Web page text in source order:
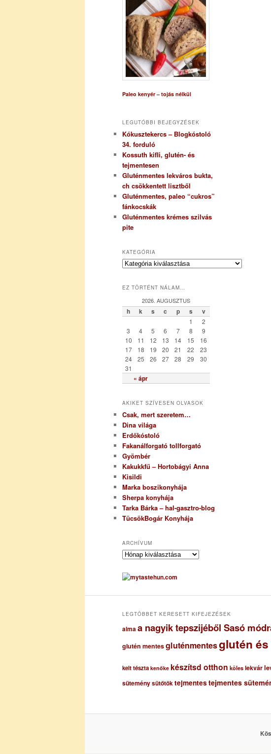
Paleo kenyér – tojás nélkül
LEGUTÓBBI BEJEGYZÉSEK
Kókusztekercs – Blogkóstoló
34. forduló
Kossuth kifli, glutén- és
tejmentesen
Gluténmentes lekváros bukta,
ch csökkentett lisztből
Gluténmentes, paleo “cukros”
fánkocskák
Gluténmentes krémes szilvás
pite
KATEGÓRIA
K
e
r
EZ TÖRTÉNT NÁLAM…
2026. AUGUSZTUS
h k s c p s v
« ápr
1
2
3
4 5 6 7 8
9
10
11 12 13 14 15
16
17
18 19 20 21 22
23
24
25 26 27 28 29
30
31
AKIKET SZÍVESEN OLVASOK
Csak, mert szeretem…
Dina világa
Erdőkóstoló
Fakanálforgató tollforgató
Gyömbér
Kakukkfű – Hortobágyi Anna
Kisildi
Marka boszikonyhája
Sherpa konyhája
Tarka Bárka – hal-gasztro-blog
TücsökBogár Konyhája
ARCHÍVUM
A
c
h
uLEGTÖBBET KERESETT KIFEJEZÉSEK
almaa nagyik tepszijéből Sasó
glutén mentesgluténmentesglutén
kelt tészta kenőke készítsd otthon köles lekvár
süteménysütőtöktejmentestejmentes